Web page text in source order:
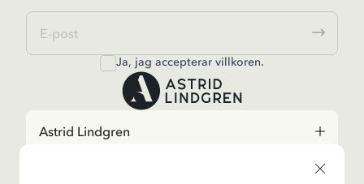
Ja, jag accepterar villkoren.
Astrid Lindgren